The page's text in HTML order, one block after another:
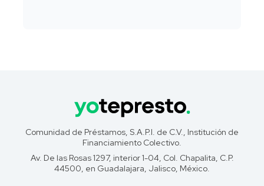
Comunidad de Préstamos, S.A.P.I. de C.V., Institución de
Financiamiento Colectivo.
Av. De las Rosas 1297, interior 1-04, Col. Chapalita, C.P.
44500, en Guadalajara, Jalisco, México.